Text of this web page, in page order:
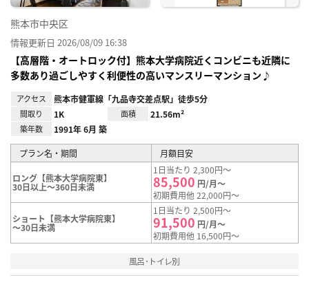
熊本市中央区
情報更新日 2026/08/09 16:38
【高層階・オートロック付】熊本大学病院近くコンビニも近隣に
多数あり過ごしやすく利便性の高いマンスリーマンション♪
アクセス 熊本市健軍線「九品寺交差点駅」徒歩5分
間取り 1K 面積 21.56m²
築年数 1991年 6月 築
プラン名・期間 月額目安
ロング【熊本大学病院東】
30日以上～360日未満
1日当たり 2,300円～
85,500 円/月～
初期費用他 22,000円～
ショート【熊本大学病院東】
～30日未満
1日当たり 2,500円～
91,500 円/月～
初期費用他 16,500円～
風呂･トイレ別